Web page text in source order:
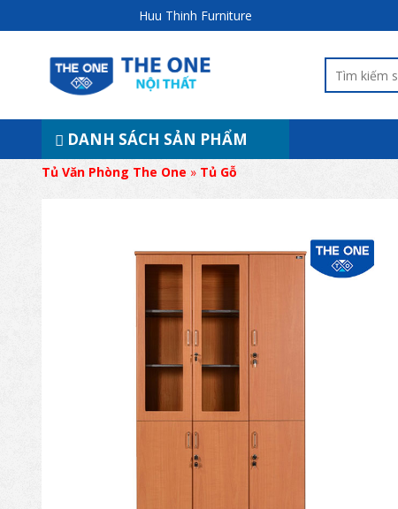
Huu Thinh Furniture
DANH SÁCH SẢN PHẨM
Tủ Văn Phòng The One » Tủ Gỗ